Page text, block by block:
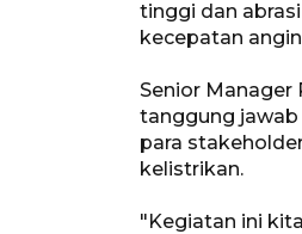
tinggi dan
kecepatan
Senior Manager
tanggung jawab
para
kelistrikan.
"Kegiatan ini